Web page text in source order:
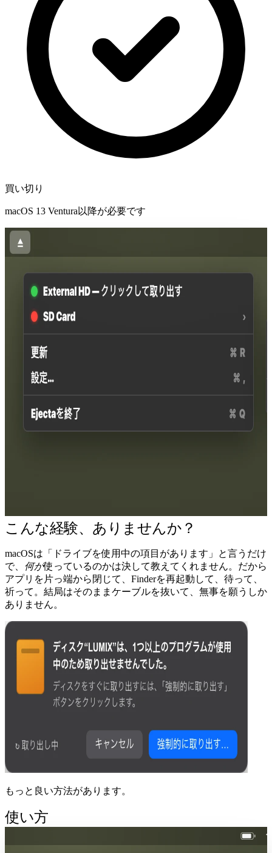
買い切り
macOS 13 Ventura以降が必要です
こんな経験、ありませんか？
macOSは「ドライブを使用中の項目があります」と言うだけ
で、 何が使っているのかは決して教えてくれません。だから
アプリを片っ端から閉じて、Finderを再起動して、待って、
祈って。結局はそのままケーブルを抜いて、無事を願うしか
ありません。
もっと良い方法があります。
使い方